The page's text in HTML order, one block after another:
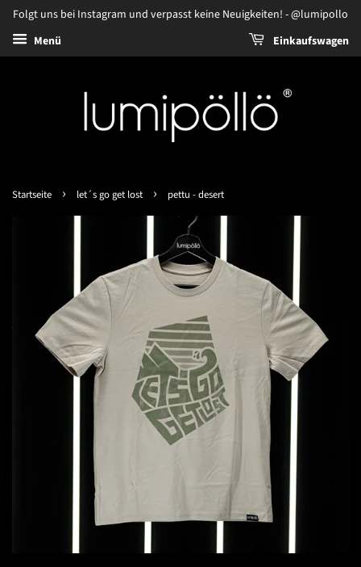
Folgt uns bei Instagram und verpasst keine Neuigkeiten! - @lumipollo
Menü
Einkaufswagen
Startseite › let´s go get lost › pettu - desert